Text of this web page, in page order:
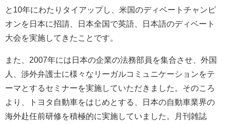
と 10年にわたりタイアップし、米国のディベートチャンピ
オンを日本に招請、日本全国で英語、日本語のディベート
大会を実施してきたことです。
また、 2007年には日本の企業の法務部員を集合させ、外国
人、渉外弁護士に様々なリーガルコミュニケーションをテ
ーマとするセミナーを実施していただきました。そのころ
より、トヨタ自動車をはじめとする、日本の自動車業界の
海外赴任前研修を積極的に実施していました。月刊雑誌